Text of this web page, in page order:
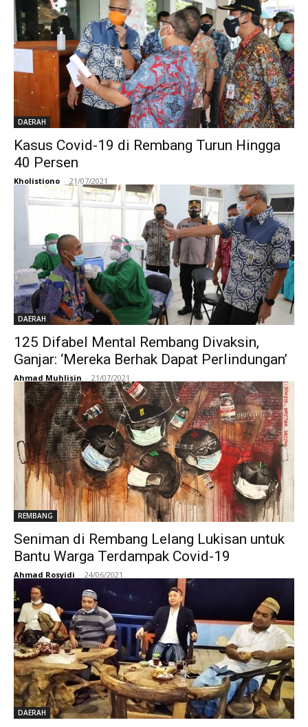
DAERAH
Kasus Covid-19 di Rembang Turun Hingga
40 Persen
Kholistiono - 21/07/2021
DAERAH
125 Difabel Mental Rembang Divaksin,
Ganjar: ‘Mereka Berhak Dapat Perlindungan’
Ahmad Muhlisin - 21/07/2021
REMBANG
Seniman di Rembang Lelang Lukisan untuk
Bantu Warga Terdampak Covid-19
Ahmad Rosyidi - 24/06/2021
DAERAH